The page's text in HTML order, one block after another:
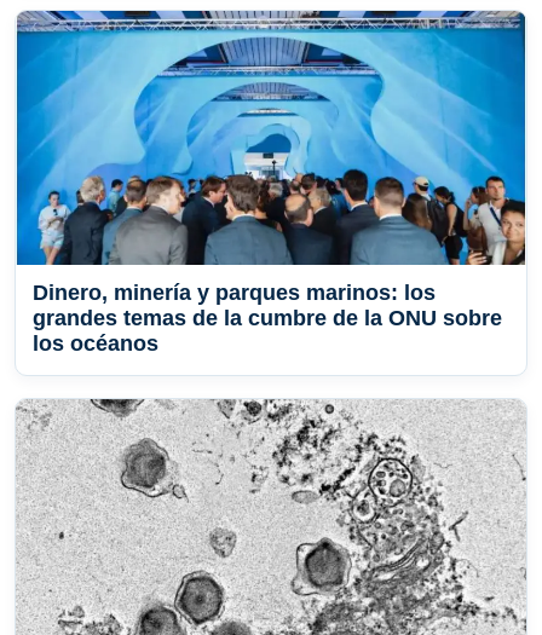
Dinero, minería y parques marinos: los
grandes temas de la cumbre de la ONU sobre
los océanos